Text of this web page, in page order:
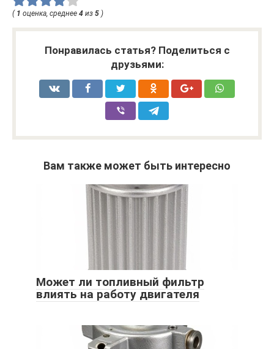
( 1 оценка, среднее 4 из 5 )
Понравилась статья? Поделиться с
друзьями:
Вам также может быть интересно
Может ли топливный фильтр
влиять на работу двигателя